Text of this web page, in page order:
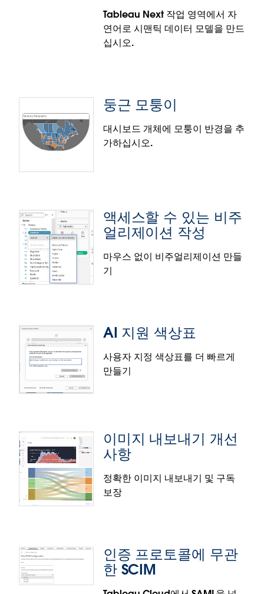
최적화할 수 있습니다.
관리자 인사이트 기능은 베타 버전으로 제공됩니다.
Tableau Next: 데이터 오케스트레이션
에서 감독하며, 간소화된 데이터 준비를 통해 데이터에
대한 신뢰를 강화하십시오.
데이터 오케스트레이션 센터는 Tableau Next에 정식
Tableau Next 작업 영역에서 자
연어로 시맨틱 데이터 모델을 만드
십시오.
델을 만들 수 있습니다. 개체와 관계를 자동으로 매핑
하여 몇 초 만에 원시 데이터를 구조화된 시맨틱 레이
어로 변환하십시오.
작업 영역에서 시맨틱 모델 자동 생성 기능은 베타 버
전으로 제공됩니다.
둥근 모퉁이
대시보드 개체에 모퉁이 반경을 추
가하십시오.
둥근 모퉁이
지로 더 이상 번거롭게 작업할 필요가 없습니다. 반경
값을 설정하여 간단한 둥근 모퉁이를 만들거나, 모퉁이
반경 값을 더 높게 설정하여 다양한 모양을 만들 수 있
습니다.
액세스할 수 있는 비주
얼리제이션 작성
마우스 없이 비주얼리제이션 만들
기
액세스할 수 있는 비주얼리제이션 작성
될 수 있도록 지원합니다. 웹 작성 환경에서 타원형 필
드로 이동하고, 키보드와 보조 기술을 사용하여 상황에
맞는 메뉴 옵션을 선택하고 해당 필드를 열 및 행 선반,
표현 방식, 페이지, 필터 또는 마크 카드를 포함하여 놓
기 영역에 놓으십시오.
AI 지원 색상표
사용자 지정 색상표를 더 빠르게
만들기
AI 지원 색상표
표 대화 상자에서 자동 생성 단추를 사용하면 단 몇 단
어 또는 간략한 설명만으로 새로운 색상 견본을 생성할
수 있습니다.
이미지 내보내기 개선
사항
정확한 이미지 내보내기 및 구독
보장
인증 프로토콜에 무관
한 SCIM